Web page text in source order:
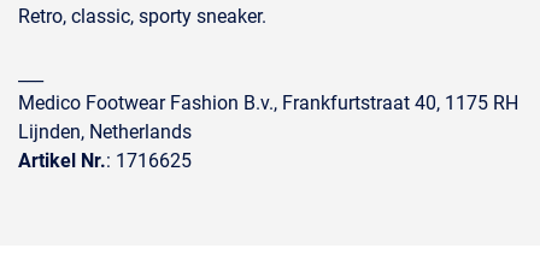
Retro, classic, sporty sneaker.
Medico Footwear Fashion B.v., Frankfurtstraat 40, 1175 RH
Lijnden, Netherlands
Artikel Nr.: 1716625